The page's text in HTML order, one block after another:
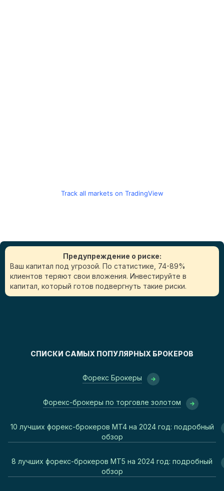
Track all markets on TradingView
Предупреждение о риске:
Ваш капитал под угрозой. По статистике, 74-89%
клиентов теряют свои вложения. Инвестируйте в
капитал, который готов подвергнуть такие риски.
СПИСКИ САМЫХ ПОПУЛЯРНЫХ БРОКЕРОВ
Форекс Брокеры
Форекс-брокеры по торговле золотом
10 лучших форекс-брокеров MT4 на 2024 год: подробный
обзор
8 лучших форекс-брокеров MT5 на 2024 год: подробный
обзор